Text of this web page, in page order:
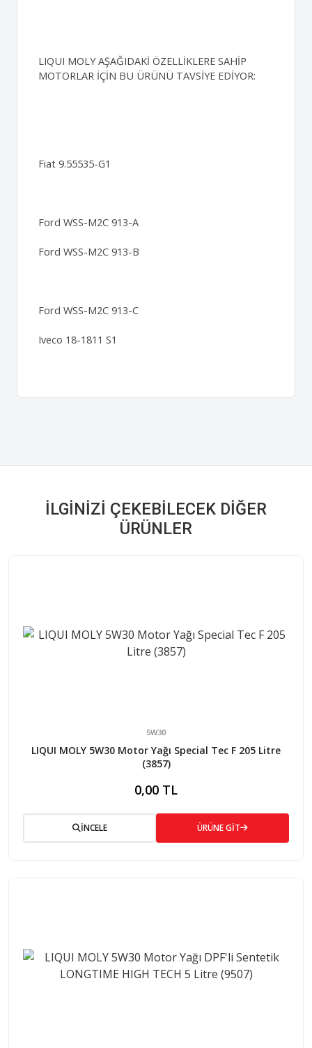
LIQUI MOLY AŞAĞIDAKİ ÖZELLİKLERE SAHİP
MOTORLAR İÇİN BU ÜRÜNÜ TAVSİYE EDİYOR:
Fiat 9.55535-G1
Ford WSS-M2C 913-A
Ford WSS-M2C 913-B
Ford WSS-M2C 913-C
Iveco 18-1811 S1
İLGINIZI ÇEKEBILECEK DIĞER
ÜRÜNLER
5W30
LIQUI MOLY 5W30 Motor Yağı Special Tec F 205 Litre
(3857)
0,00 TL
İNCELE ÜRÜNE GİT